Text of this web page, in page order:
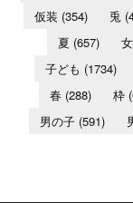
仮装 (354) 兎
夏 (657)
子ども (1734)
春(288) 枠
男の子 (591)